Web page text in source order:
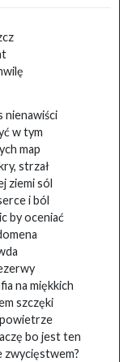
nienawiści
w tym
map
strzał
ziemi sól
i ból
by oceniać
na miękkich
szczęki
powietrze
bo jest ten
zwycięstwem?